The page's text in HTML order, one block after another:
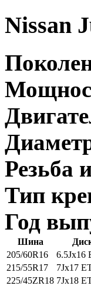
Nissan
Резьба
Тип
Год
Шина
205/60R16
6.5Jx16
215/55R17
7Jx17
225/45ZR18 7Jx18